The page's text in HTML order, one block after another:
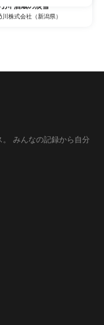
川 酒蔵の淡雪
川株式会社（新潟県）
みんなの記録から自分